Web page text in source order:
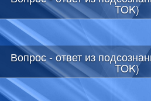
TOK)
Вопрос - ответ из
TOK)